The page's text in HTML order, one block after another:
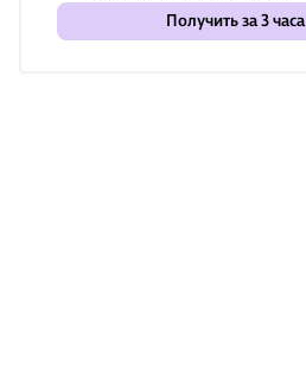
Получить за 3 часа